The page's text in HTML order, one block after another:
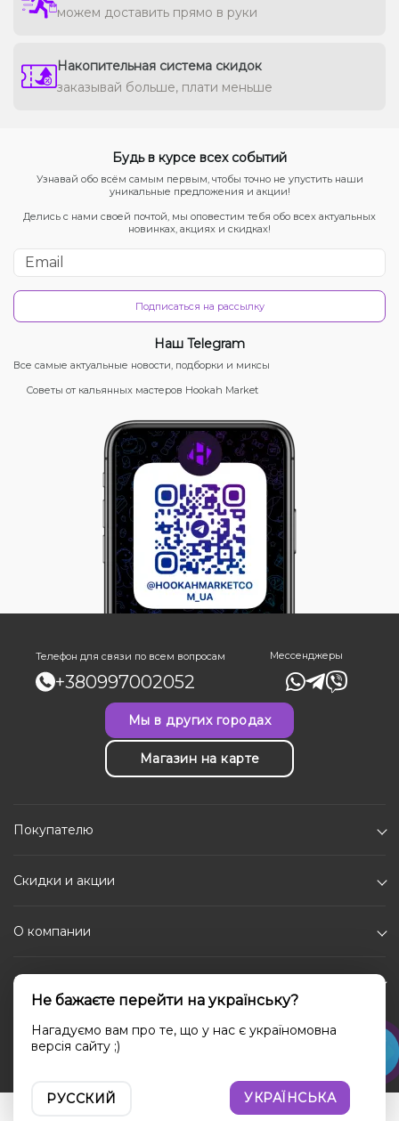
можем доставить прямо в руки
Накопительная система скидок
заказывай больше, плати меньше
Будь в курсе всех событий
Узнавай обо всём самым первым, чтобы точно не упустить наши
уникальные предложения и акции!
Делись с нами своей почтой, мы оповестим тебя обо всех актуальных
новинках, акциях и скидках!
Подписаться на рассылку
Наш Telegram
Все самые актуальные новости, подборки и миксы
Советы от кальянных мастеров Hookah Market
Телефон для связи по всем вопросам
+380997002052
Мессенджеры
Мы в других городах
Магазин на карте
Покупателю
Скидки и акции
О компании
Каталог
Социальные сети
Не бажаєте перейти на українську?
Нагадуємо вам про те, що у нас є україномовна
версія сайту ;)
РУССКИЙ УКРАЇНСЬКА